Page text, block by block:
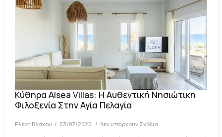
Κύθηρα Alsea Villas: Η Αυθεντική Νησιώτικη
Φιλοξενία Στην Αγία Πελαγία
Ελένη Βλάχου 03/07/2025 Δεν υπάρχουν Σχόλια